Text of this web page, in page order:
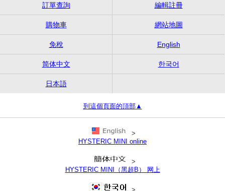
訂單查詢 編輯註冊
購物車 網站地圖
免稅 English
简体中文 한국어
日本語
到這個頁面的頂部▲
>
HYSTERIC MINI online
>
HYSTERIC MINI（黑超B） 网上